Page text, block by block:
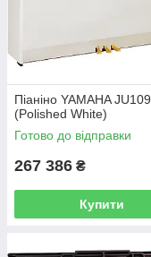
Піаніно YAMAHA JU109
(Polished White)
Готово до відправки
267 386 ₴
Купити